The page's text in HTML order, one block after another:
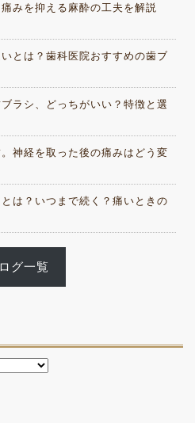
みを抑える麻酔の工夫を解説
とは？歯科医院おすすめの歯ブ
ラシ、どっちがいい？特徴と選
神経を取った後の痛みはどう変
は？いつまで続く？痛いときの
グ一覧